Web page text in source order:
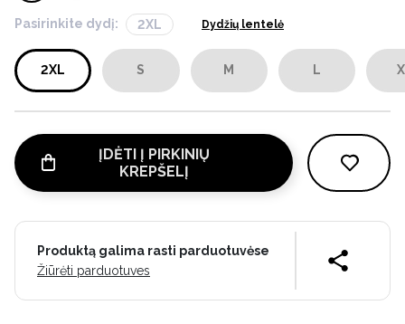
Pasirinkite dydį: 2XL Dydžių lentelė
2XL S M L
ĮDĖTI Į PIRKINIŲ
KREPŠELĮ
Produktą galima rasti parduotuvėse
Žiūrėti parduotuves